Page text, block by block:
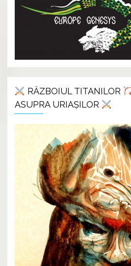
RĂZBOIUL TITANILOR
ASUPRA URIAȘILOR